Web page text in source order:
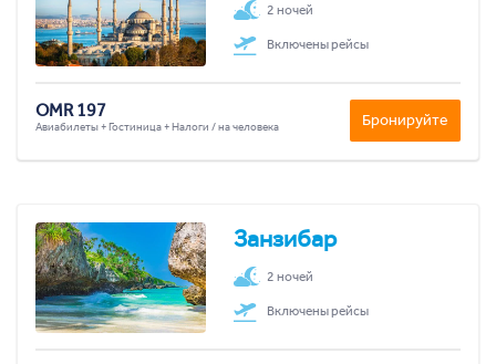
2 ночей
Включены рейсы
OMR 197
Авиабилеты + Гостиница + Налоги / на человека Бронируйте
Занзибар
2 ночей
Включены рейсы